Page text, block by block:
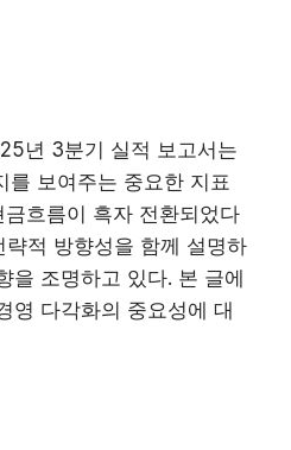
년 3분기 실적 보고서는
를 보여주는 중요한 지표
흐름이 흑자 전환되었다
적 방향성을 함께 설명하
을 조명하고 있다. 본 글에
영 다각화의 중요성에 대